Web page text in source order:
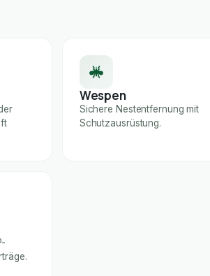
Wespen
Sichere Nestentfernung mit
Schutzausrüstung.